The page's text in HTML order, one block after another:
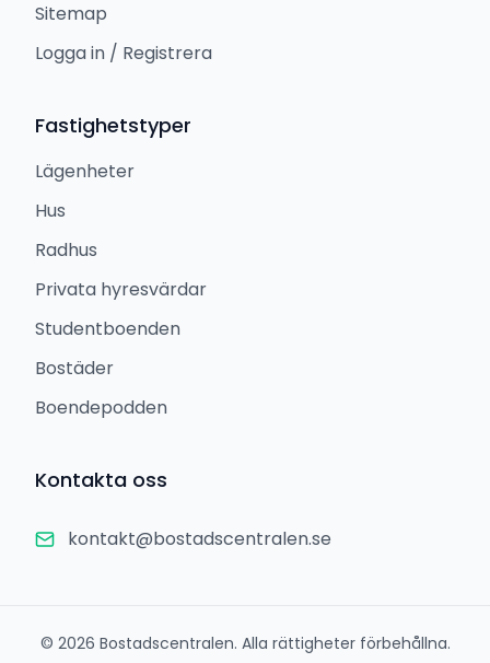
Sitemap
Logga in / Registrera
Fastighetstyper
Lägenheter
Hus
Radhus
Privata hyresvärdar
Studentboenden
Bostäder
Boendepodden
Kontakta oss
kontakt@bostadscentralen.se
© 2026 Bostadscentralen. Alla rättigheter förbehållna.